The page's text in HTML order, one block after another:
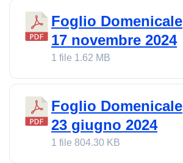
Foglio Domenicale
17 novembre 2024
1 file 1.62 MB
Foglio Domenicale
23 giugno 2024
1 file 804.30 KB